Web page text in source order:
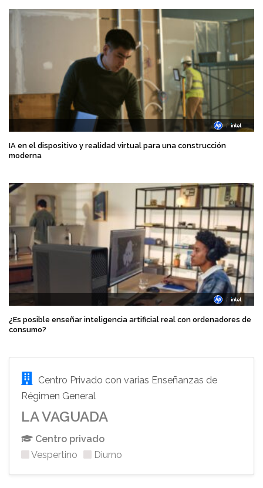
IA en el dispositivo y realidad virtual para una construcción
moderna
¿Es posible enseñar inteligencia artificial real con ordenadores de
consumo?
Centro Privado con varias Enseñanzas de
Régimen General
LA VAGUADA
Centro privado
Vespertino
Diurno